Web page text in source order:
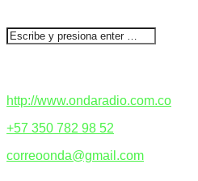
http://www.ondaradio.com.co
+57 350 782 98 52
correoonda@gmail.com